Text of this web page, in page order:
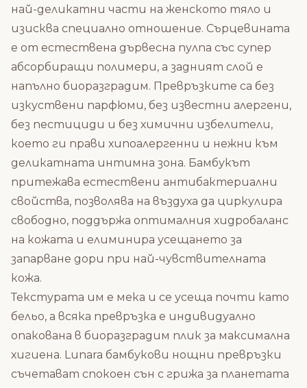
най-деликатни части на женското тяло и
изисква специално отношение. Сърцевината
е от естествена дървесна пулпа със супер
абсорбиращи полимери, а задният слой е
напълно биоразградим. Превръзките са без
изкуствени парфюми, без известни алергени,
без пестициди и без химични избелители,
което ги прави хипоалергенни и нежни към
деликатната интимна зона. Бамбукът
притежава естествени антибактериални
свойства, позволява на въздуха да циркулира
свободно, поддържа оптималния хидробаланс
на кожата и елиминира усещането за
запарване дори при най-чувствителната
кожа.
Текстурата им е мека и се усеща почти като
бельо, а всяка превръзка е индивидуално
опакована в биоразградим плик за максимална
хигиена. Lunara бамбукови нощни превръзки
съчетават спокоен сън с грижа за планетата